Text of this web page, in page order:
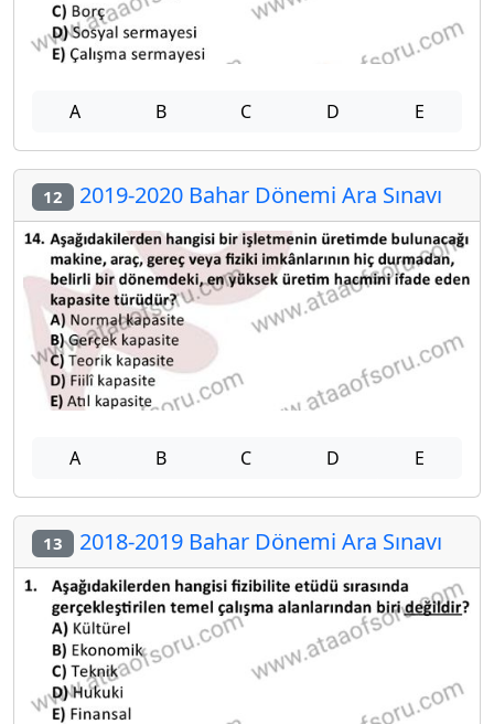
A B C D E
12 2019-2020 Bahar Dönemi Ara Sınavı
A B C D E
13 2018-2019 Bahar Dönemi Ara Sınavı